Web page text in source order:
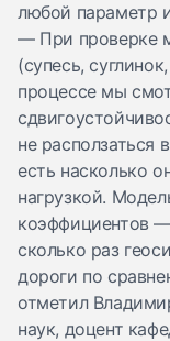
любой параметр
— При проверке
(супесь,
процессе мы
не расползаться
есть насколько
нагрузкой.
коэффициентов
сколько раз
дороги по
отметил
наук, доцент